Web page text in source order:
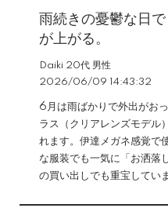
雨続きの憂鬱な日
が上がる。
Daiki 20代 男性
2026/06/09 14:43:32
6月は雨ばかりで外出がお
ラス（クリアレンズモデル
れます。伊達メガネ感覚で
な服装でも一気に「お洒落
の買い出しでも重宝してい